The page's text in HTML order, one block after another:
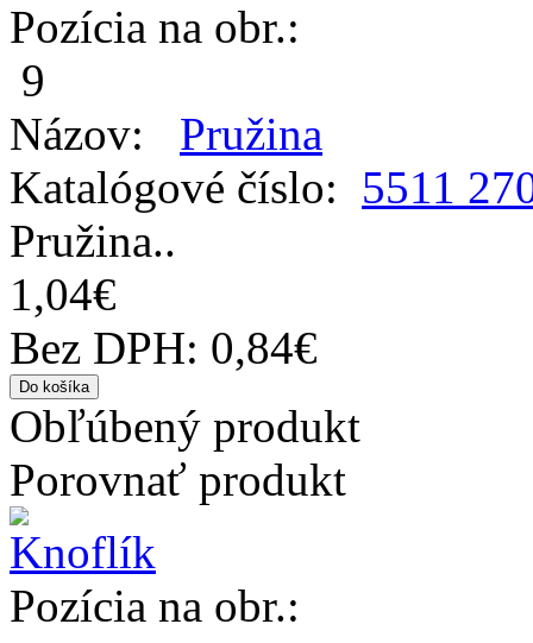
Pozícia na obr.:
9
Názov: Pružina
Katalógové číslo: 5511
Pružina..
1,04€
Bez DPH: 0,84€
Obľúbený produkt
Porovnať produkt
Pozícia na obr.: